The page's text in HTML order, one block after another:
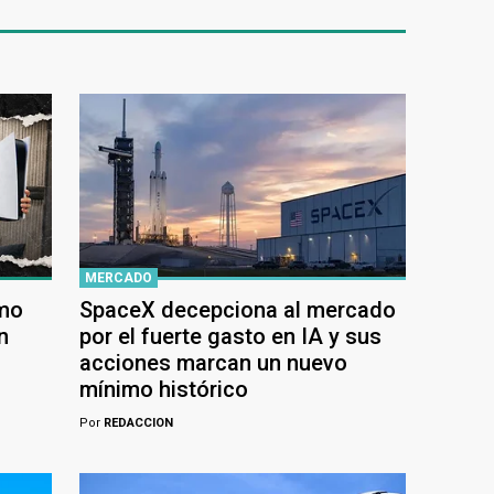
MERCADO
SpaceX decepciona al mercado
por el fuerte gasto en IA y sus
acciones marcan un nuevo
mínimo histórico
Por REDACCION